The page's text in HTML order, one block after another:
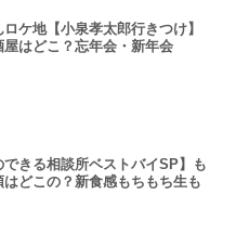
ケ地【小泉孝太郎行きつけ】
屋はどこ？忘年会・新年会
できる相談所ベストバイSP】も
はどこの？新食感もちもち生も